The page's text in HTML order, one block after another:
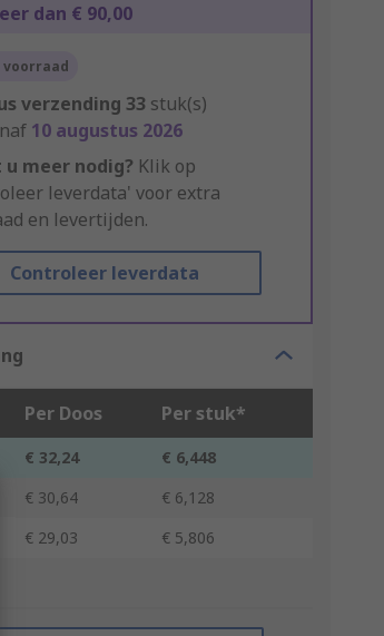
dan € 90,00
voorraad
verzending 33 stuk(s)
10 augustus 2026
meer nodig? Klik op
leverdata' voor extra
en levertijden.
Controleer leverdata
Per Doos Per stuk*
€ 32,24
€ 6,448
€ 30,64
€ 6,128
€ 29,03 € 5,806